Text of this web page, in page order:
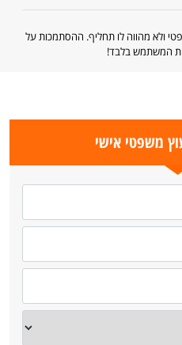
ולא מהווה לו תחליף. ההסתמכות על
המשתמש בלבד!
משפטי אישי